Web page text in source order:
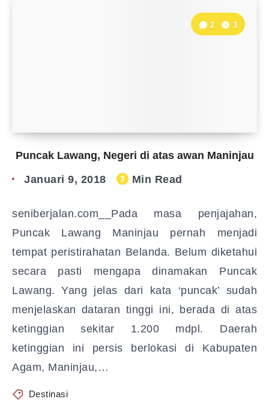
Puncak Lawang, Negeri di atas awan Maninjau
2 3
Januari 9, 2018 3 Min Read
seniberjalan.com__Pada masa penjajahan,
Puncak Lawang Maninjau pernah menjadi
tempat peristirahatan Belanda. Belum diketahui
secara pasti mengapa dinamakan Puncak
Lawang. Yang jelas dari kata ‘puncak’ sudah
menjelaskan dataran tinggi ini, berada di atas
ketinggian sekitar 1.200 mdpl. Daerah
ketinggian ini persis berlokasi di Kabupaten
Agam, Maninjau,…
Destinasi